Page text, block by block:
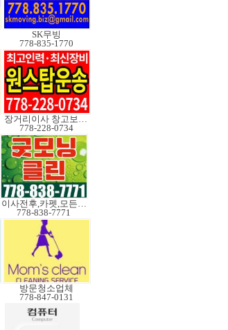
SK무빙
778-835-1770
장거리이사 창고보관정크
778-228-0734
이사전후,카펫,모든청소
778-838-7771
방문청소업체
778-847-0131